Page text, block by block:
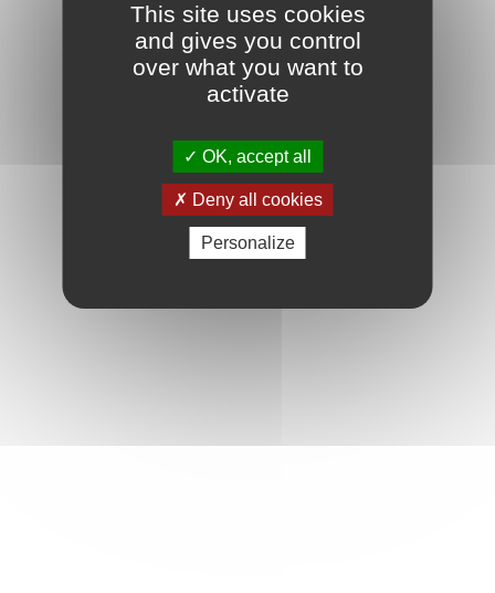
This site uses cookies
and gives you control
over what you want to
activate
OK, accept all
Deny all cookies
Personalize